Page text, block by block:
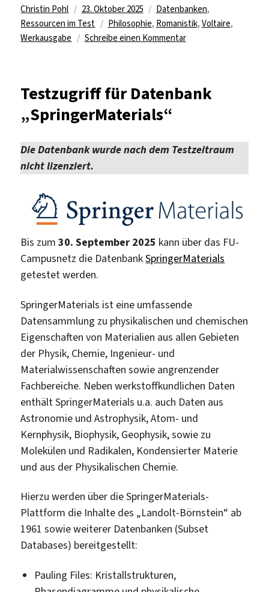
Autor
Christin Pohl
Veröffentlicht
am
23. Oktober 2025 Kategorien
Datenbanken,
Ressourcen im Test
Schlagwörter
Philosophie, Romanistik, Voltaire,
Werkausgabe
Schreibe einen Kommentarzu
Test:
Testzugriff für Datenbank
„SpringerMaterials“
Die Datenbank wurde nach dem Testzeitraum
nicht lizenziert.
Bis zum30. September 2025 kann über das FU-
Campusnetz die DatenbankSpringerMaterials
getestet werden.
SpringerMaterials ist eine umfassende
Datensammlung zu physikalischen und chemischen
Eigenschaften von Materialien aus allen Gebieten
der Physik, Chemie, Ingenieur- und
Materialwissenschaften sowie angrenzender
Fachbereiche. Neben werkstoffkundlichen Daten
enthält SpringerMaterials u.a. auch Daten aus
Astronomie und Astrophysik, Atom- und
Kernphysik, Biophysik, Geophysik, sowie zu
Molekülen und Radikalen, Kondensierter Materie
und aus der Physikalischen Chemie.
Hierzu werden über die SpringerMaterials-
Plattform die Inhalte des „Landolt-Börnstein“ ab
1961 sowie weiterer Datenbanken (Subset
Databases) bereitgestellt:
Pauling Files: Kristallstrukturen,